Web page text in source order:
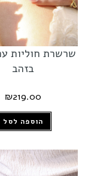
שרשרת חוליות
בזהב
₪219.00
הוספה לסל